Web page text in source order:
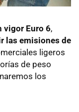
vigor Euro 6,
las emisiones de
ligeros
de peso
los